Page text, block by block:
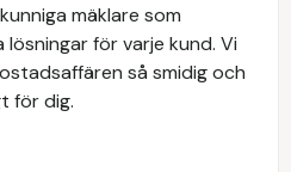
mäklare som
för varje kund. Vi
så smidig och
för dig.